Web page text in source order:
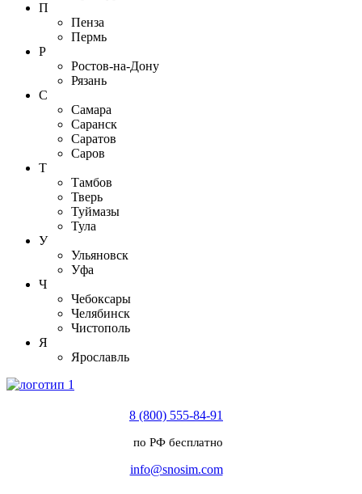
П
Пенза
Пермь
Р
Ростов-на-Дону
Рязань
С
Самара
Саранск
Саратов
Саров
Т
Тамбов
Тверь
Туймазы
Тула
У
Ульяновск
Уфа
Ч
Чебоксары
Челябинск
Чистополь
Я
Ярославль
8 (800) 555-84-91
по РФ бесплатно
info@snosim.com